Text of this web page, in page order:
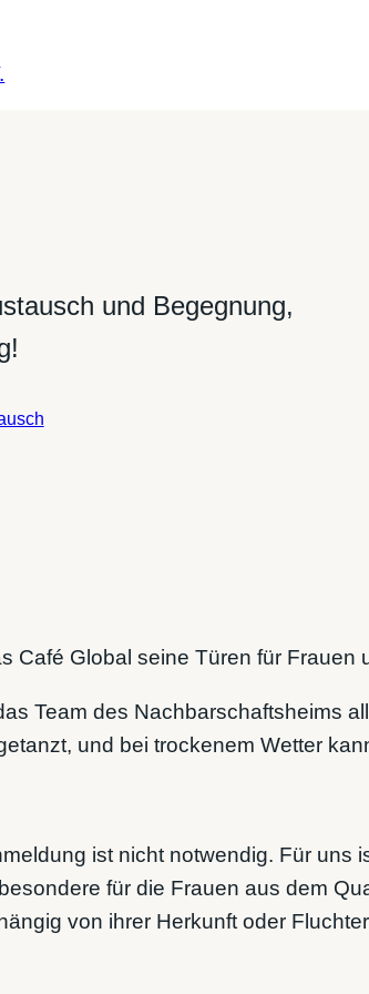
und Begegnung,
Café Global seine Türen für
Team des Nachbarschaftsheims
und bei trockenem Wetter
ist nicht notwendig. Für
für die Frauen aus dem
von ihrer Herkunft oder